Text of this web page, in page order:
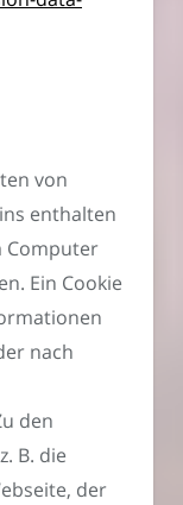
von
enthalten
Computer
Ein Cookie
nach
den
B. die
der